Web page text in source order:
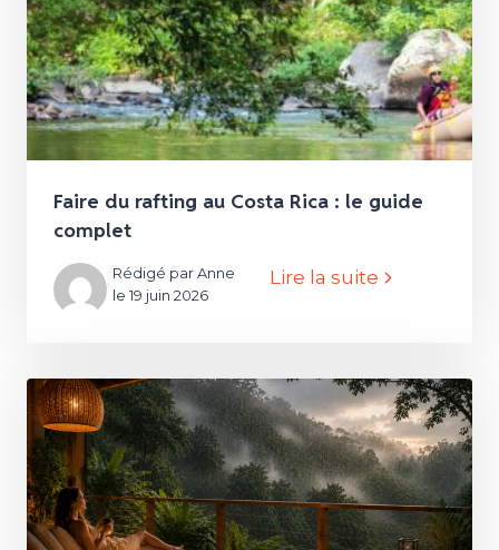
Faire du rafting au Costa Rica : le guide
complet
Rédigé par Anne
le 19 juin 2026
Lire la suite